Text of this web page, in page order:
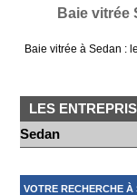
Baie vitrée
Baie vitrée à Sedan :
LES
Sedan
VOTRE RECHERCHE À